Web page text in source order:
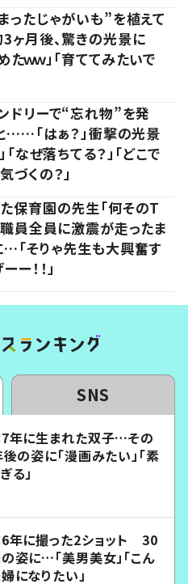
ったじゃがいも”を植えて
月後、驚きの光景に
たｗｗ」「育ててみたいで
ドリーで“忘れ物”を発
……「はぁ？」衝撃の光景
「なぜ落ちてる？」「どこで
づくの？」
保育園の先生「何そのT
職員全員に激震が走ったま
「そりゃ先生も大興奮す
ー！！」
SNS
年に生まれた双子…その
の姿に「漫画みたい」「素
る」
年に撮った2ショット 30
姿に…「美男美女」「こん
になりたい」